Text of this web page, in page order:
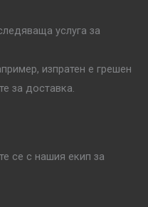
услуга за
изпратен е грешен
за доставка.
се с нашия екип за